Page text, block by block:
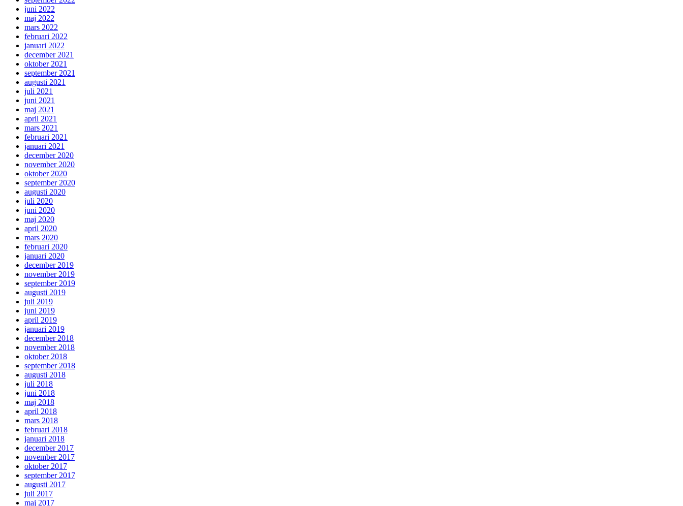
juni 2022
maj 2022
mars 2022
februari 2022
januari 2022
december 2021
oktober 2021
september 2021
augusti 2021
juli 2021
juni 2021
maj 2021
april 2021
mars 2021
februari 2021
januari 2021
december 2020
november 2020
oktober 2020
september 2020
augusti 2020
juli 2020
juni 2020
maj 2020
april 2020
mars 2020
februari 2020
januari 2020
december 2019
november 2019
september 2019
augusti 2019
juli 2019
juni 2019
april 2019
januari 2019
december 2018
november 2018
oktober 2018
september 2018
augusti 2018
juli 2018
juni 2018
maj 2018
april 2018
mars 2018
februari 2018
januari 2018
december 2017
november 2017
oktober 2017
september 2017
augusti 2017
juli 2017
maj 2017